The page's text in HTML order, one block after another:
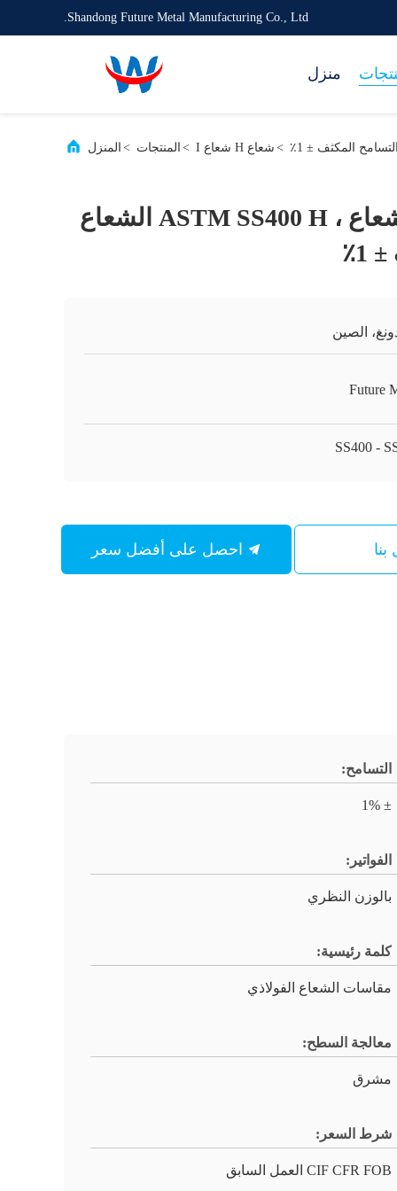
Shandong Future Metal Manufacturing Co., Ltd.
منزل
المنزل > المنتجات > شعاع H شعاع I >
A36 الفولاذ I الشعاع ، ASTM SS400 H الشعاع
الصين
Future
SS400 -
التسامح:
± 1%
الفواتير:
بالوزن النظري
كلمة رئيسية:
مقاسات الشعاع الفولاذي
معالجة السطح:
مشرق
شرط السعر:
CIF CFR FOB العمل السابق